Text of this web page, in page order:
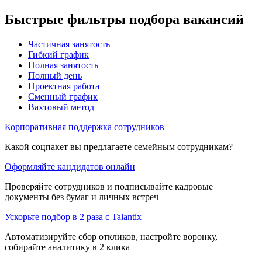
Быстрые фильтры подбора вакансий
Частичная занятость
Гибкий график
Полная занятость
Полный день
Проектная работа
Сменный график
Вахтовый метод
Корпоративная поддержка сотрудников
Какой соцпакет вы предлагаете семейным сотрудникам?
Оформляйте кандидатов онлайн
Проверяйте сотрудников и подписывайте кадровые
документы без бумаг и личных встреч
Ускорьте подбор в 2 раза с Talantix
Автоматизируйте сбор откликов, настройте воронку,
собирайте аналитику в 2 клика